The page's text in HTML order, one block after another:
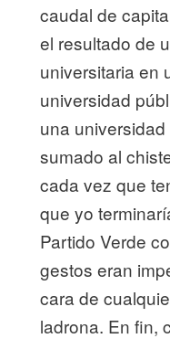
caudal de
el resultado de
universitaria en
universidad
una
sumado al
cada vez que
que yo
Partido Verde
gestos eran
cara de
ladrona. En fin,